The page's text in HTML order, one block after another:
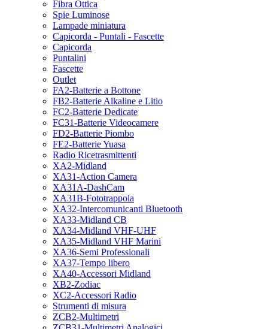
Fibra Ottica
Spie Luminose
Lampade miniatura
Capicorda - Puntali - Fascette
Capicorda
Puntalini
Fascette
Outlet
FA2-Batterie a Bottone
FB2-Batterie Alkaline e Litio
FC2-Batterie Dedicate
FC31-Batterie Videocamere
FD2-Batterie Piombo
FE2-Batterie Yuasa
Radio Ricetrasmittenti
XA2-Midland
XA31-Action Camera
XA31A-DashCam
XA31B-Fototrappola
XA32-Intercomunicanti Bluetooth
XA33-Midland CB
XA34-Midland VHF-UHF
XA35-Midland VHF Marini
XA36-Semi Professionali
XA37-Tempo libero
XA40-Accessori Midland
XB2-Zodiac
XC2-Accessori Radio
Strumenti di misura
ZCB2-Multimetri